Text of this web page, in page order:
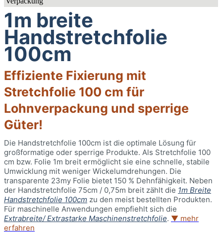
1m breite
Handstretchfolie
100cm
Effiziente Fixierung mit
Stretchfolie 100 cm für
Lohnverpackung und sperrige
Güter!
Die Handstretchfolie 100cm ist die optimale Lösung für
großformatige oder sperrige Produkte. Als Stretchfolie 100
cm bzw. Folie 1m breit ermöglicht sie eine schnelle, stabile
Umwicklung mit weniger Wickelumdrehungen. Die
transparente 23my Folie bietet 150 % Dehnfähigkeit. Neben
der Handstretchfolie 75cm / 0,75m breit zählt die 1m Breite
Handstretchfolie 100cm zu den meist bestellten Produkten.
Für maschinelle Anwendungen empfiehlt sich die
Extrabreite/ Extrastarke Maschinenstretchfolie. ▼ mehr
erfahren